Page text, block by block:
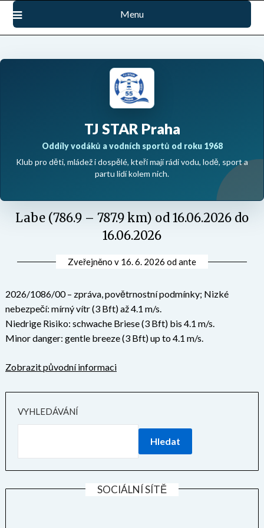
Přejdi
obsah
Menu
TJ STAR Praha
Oddíly vodáků a vodních sportů od roku 1968
Klub pro děti, mládež i dospělé, kteří mají rádi vodu, lodě, sport a
partu lidí kolem nich.
Labe (786.9 – 787.9 km) od 16.06.2026 do
16.06.2026
Zveřejněno v 16. 6. 2026 odante
2026/1086/00 – zpráva, povětrnostní podmínky; Nizké
nebezpečí: mírný vítr (3 Bft) až 4.1 m/s.
Niedrige Risiko: schwache Briese (3 Bft) bis 4.1 m/s.
Minor danger: gentle breeze (3 Bft) up to 4.1 m/s.
Zobrazit původní informaci
VYHLEDÁVÁNÍ
Hledat
SOCIÁLNÍ SÍTĚ